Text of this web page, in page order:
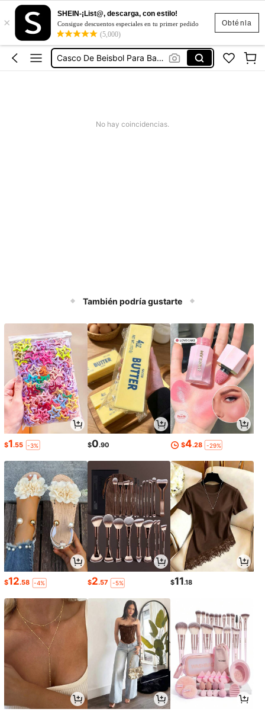
Obténla
×
SHEIN-¡List@, descarga, con estilo!
Consigue descuentos especiales en tu primer pedido
(5,000)
Cascos De Beisbolista
Cascos De Beisbol
Casco De Beisbol Para Batear
Cascos De Beisbol
No hay coincidencias.
También podría gustarte
$1.55 -3% $0.90 $4.28 -29%
$12.58 -4% $2.57 -5% $11.18